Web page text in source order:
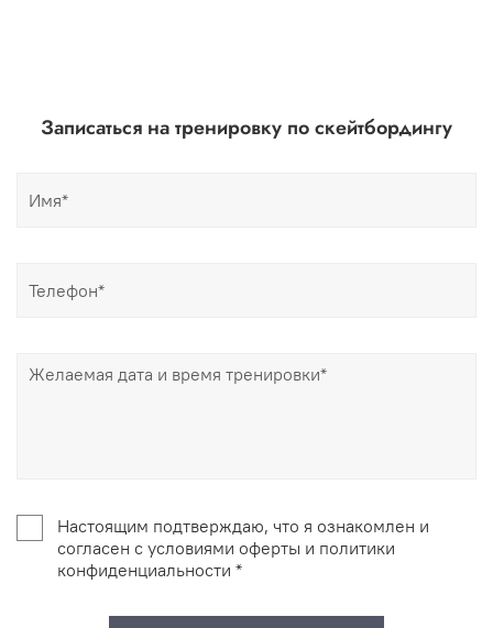
Записаться на тренировку по скейтбордингу
Настоящим подтверждаю, что я ознакомлен и
согласен с условиями оферты и политики
конфиденциальности *